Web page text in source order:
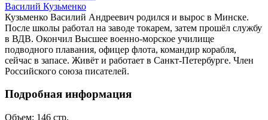
Василий Кузьменко
Кузьменко Василий Андреевич родился и вырос в Минске.
После школы работал на заводе токарем, затем прошёл службу
в ВДВ. Окончил Высшее военно-морское училище
подводного плавания, офицер флота, командир корабля,
сейчас в запасе. Живёт и работает в Санкт-Петербурге. Член
Российского союза писателей.
Подробная информация
Объем: 146 стр.